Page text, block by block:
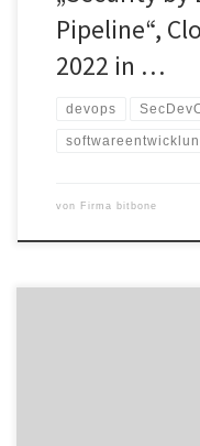
Pipeline“,
2022 in …
devops
von Firma bitbone